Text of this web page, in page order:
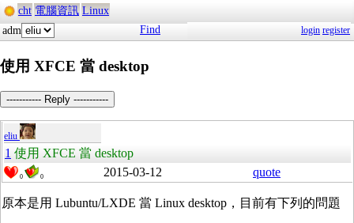
cht 電腦資訊 Linux
adm
Find login register
使用 XFCE 當 desktop
----------- Reply -----------
eliu
1 使用 XFCE 當 desktop
0 0 2015-03-12 quote
原本是用 Lubuntu/LXDE 當 Linux desktop，目前有下列的問題